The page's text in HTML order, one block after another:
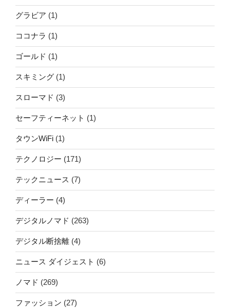
グラビア (1)
ココナラ (1)
ゴールド (1)
スキミング (1)
スローマド (3)
セーフティーネット (1)
タウンWiFi (1)
テクノロジー (171)
テックニュース (7)
ディーラー (4)
デジタルノマド (263)
デジタル断捨離 (4)
ニュース ダイジェスト (6)
ノマド (269)
ファッション (27)